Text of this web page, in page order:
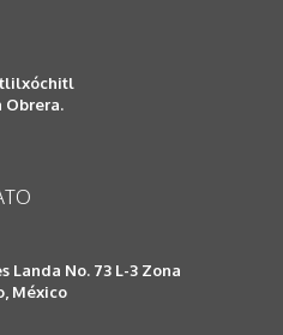
Obrera.
Landa No. 73 L-3 Zona
México